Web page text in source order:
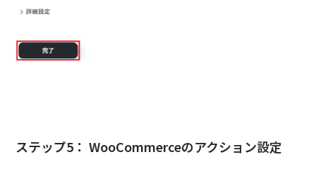
ステップ5： WooCommerceのアクション設定